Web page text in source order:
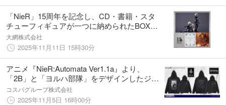
「NieR」15周年を記念し、CD・書籍・スタ
チューフィギュアが一つに納められたBOX商
品が登場。
大網株式会社
2025年11月11日 15時30分
アニメ『NieR:Automata Ver1.1a』より、
「2B」と「ヨルハ部隊」をデザインしたジッ
プパーカー2種が登場！【株式会社コスパ】
コスパグループ株式会社
2025年11月5日 16時00分